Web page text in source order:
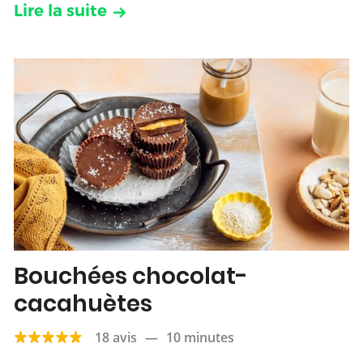
Lire la suite
Bouchées chocolat-
cacahuètes
18 avis — 10 minutes